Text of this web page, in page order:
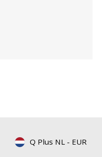
Q Plus NL - EUR